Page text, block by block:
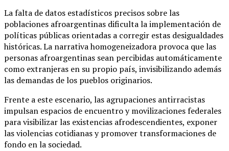
La falta de datos estadísticos precisos sobre las
poblaciones afroargentinas dificulta la implementación de
políticas públicas orientadas a corregir estas desigualdades
históricas. La narrativa homogeneizadora provoca que las
personas afroargentinas sean percibidas automáticamente
como extranjeras en su propio país, invisibilizando además
las demandas de los pueblos originarios.
Frente a este escenario, las agrupaciones antirracistas
impulsan espacios de encuentro y movilizaciones federales
para visibilizar las existencias afrodescendientes, exponer
las violencias cotidianas y promover transformaciones de
fondo en la sociedad.